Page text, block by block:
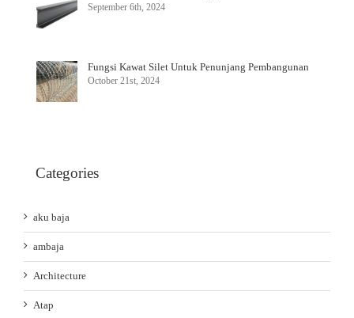
September 6th, 2024
Fungsi Kawat Silet Untuk Penunjang Pembangunan
October 21st, 2024
Categories
aku baja
ambaja
Architecture
Atap